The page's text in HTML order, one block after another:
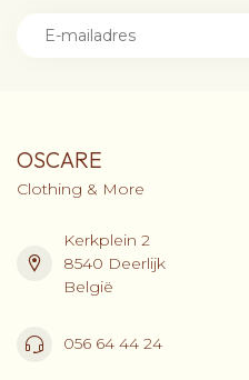
OSCARE
Clothing & More
Kerkplein 2
8540 Deerlijk
België
056 64 44 24